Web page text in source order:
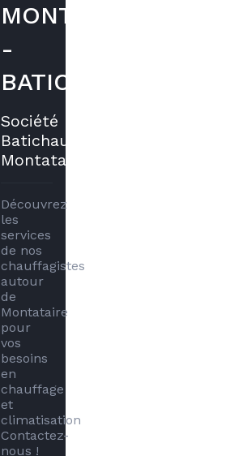
MONTATAIRE
-
BATICHAUFFE
Société
Batichauffe
Montataire
Découvrez
les
services
de nos
chauffagistes
autour
de
Montataire
pour
vos
besoins
en
chauffage
et
climatisation
Contactez-
nous !